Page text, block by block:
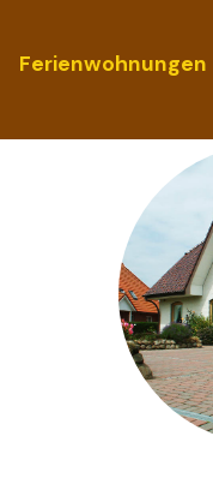
Ferienwohnungen